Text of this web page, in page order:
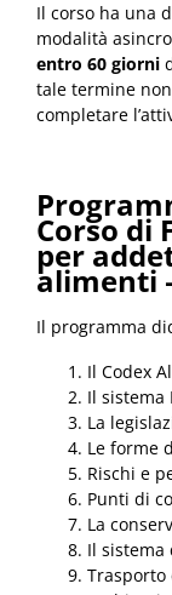
Il corso ha una
modalità
entro 60 giorni
tale termine
completare
Corso di
per
alimenti
Il programma
Il Codex
Il sistema
La
Le forme
Rischi e
Punti di
La
Il
Trasporto